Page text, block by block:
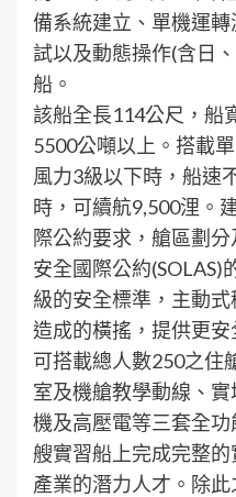
備系統建立、單機運
試以及動態操作(含日
船。
該船全長114公尺，船
5500公噸以上。搭載
風力3級以下時，船速
時，可續航9,500浬。
際公約要求，艙區劃
安全國際公約
級的安全標準，主動
造成的橫搖，提供更
可搭載總人數250之住
室及機艙教學動線、
機及高壓電等三套全
艘實習船上完成完整
產業的潛力人才。除